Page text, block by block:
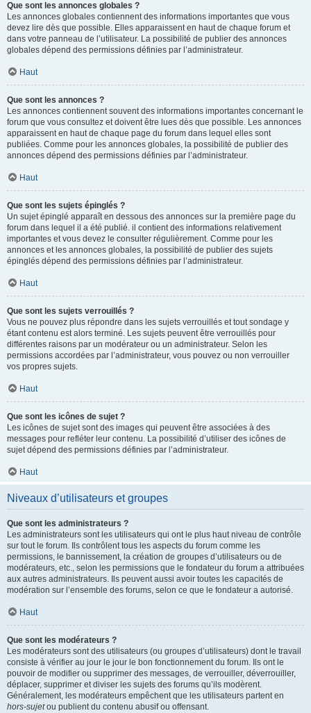
Que sont les annonces globales ?
Les annonces globales contiennent des informations importantes que vous
devez lire dès que possible. Elles apparaissent en haut de chaque forum et
dans votre panneau de l’utilisateur. La possibilité de publier des annonces
globales dépend des permissions définies par l’administrateur.
Haut
Que sont les annonces ?
Les annonces contiennent souvent des informations importantes concernant le
forum que vous consultez et doivent être lues dès que possible. Les annonces
apparaissent en haut de chaque page du forum dans lequel elles sont
publiées. Comme pour les annonces globales, la possibilité de publier des
annonces dépend des permissions définies par l’administrateur.
Haut
Que sont les sujets épinglés ?
Un sujet épinglé apparaît en dessous des annonces sur la première page du
forum dans lequel il a été publié. il contient des informations relativement
importantes et vous devez le consulter régulièrement. Comme pour les
annonces et les annonces globales, la possibilité de publier des sujets
épinglés dépend des permissions définies par l’administrateur.
Haut
Que sont les sujets verrouillés ?
Vous ne pouvez plus répondre dans les sujets verrouillés et tout sondage y
étant contenu est alors terminé. Les sujets peuvent être verrouillés pour
différentes raisons par un modérateur ou un administrateur. Selon les
permissions accordées par l’administrateur, vous pouvez ou non verrouiller
vos propres sujets.
Haut
Que sont les icônes de sujet ?
Les icônes de sujet sont des images qui peuvent être associées à des
messages pour refléter leur contenu. La possibilité d’utiliser des icônes de
sujet dépend des permissions définies par l’administrateur.
Haut
Niveaux d’utilisateurs et groupes
Que sont les administrateurs ?
Les administrateurs sont les utilisateurs qui ont le plus haut niveau de contrôle
sur tout le forum. Ils contrôlent tous les aspects du forum comme les
permissions, le bannissement, la création de groupes d’utilisateurs ou de
modérateurs, etc., selon les permissions que le fondateur du forum a attribuées
aux autres administrateurs. Ils peuvent aussi avoir toutes les capacités de
modération sur l’ensemble des forums, selon ce que le fondateur a autorisé.
Haut
Que sont les modérateurs ?
Les modérateurs sont des utilisateurs (ou groupes d’utilisateurs) dont le travail
consiste à vérifier au jour le jour le bon fonctionnement du forum. Ils ont le
pouvoir de modifier ou supprimer des messages, de verrouiller, déverrouiller,
déplacer, supprimer et diviser les sujets des forums qu’ils modèrent.
Généralement, les modérateurs empêchent que les utilisateurs partent en
hors-sujetou publient du contenu abusif ou offensant.